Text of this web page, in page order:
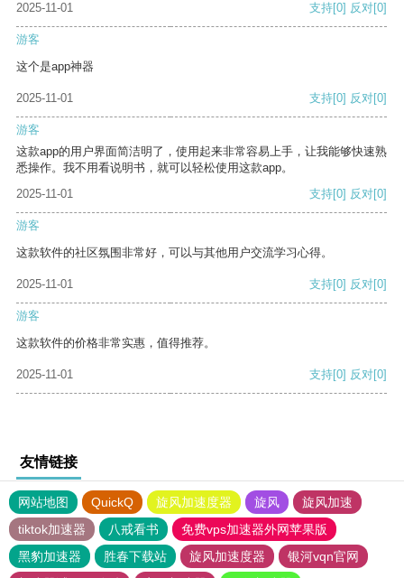
2025-11-01 支持[0] 反对[0]
游客
这个是app神器
2025-11-01 支持[0] 反对[0]
游客
这款app的用户界面简洁明了，使用起来非常容易上手，让我能够快速熟
悉操作。我不用看说明书，就可以轻松使用这款app。
2025-11-01
支持[0] 反对[0]
游客
这款软件的社区氛围非常好，可以与其他用户交流学习心得。
2025-11-01 支持[0] 反对[0]
游客
这款软件的价格非常实惠，值得推荐。
2025-11-01 支持[0] 反对[0]
友情链接
网站地图 QuickQ 旋风加速度器 旋风
旋风加速
tiktok加速器
八戒看书
免费vps加速器外网苹果版
黑豹加速器
胜春下载站 旋风加速度器
银河vqn官网